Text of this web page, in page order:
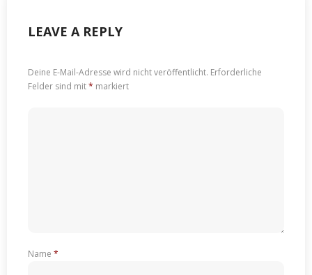
LEAVE A REPLY
Deine E-Mail-Adresse wird nicht veröffentlicht. Erforderliche
Felder sind mit* markiert
Name *